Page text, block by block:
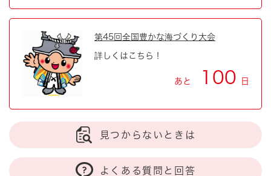
第45回全国豊かな海づくり大会
詳しくはこちら！
あと 100 日
見つからないときは
よくある質問と回答